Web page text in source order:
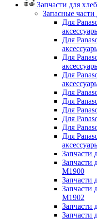
Запчасти для
Запасные
Для
Для
Для
Для
Для
Для
Для
Для
Для
Для
Запчасти
Запчасти
M1900
Запчасти
Запчасти
M1902
Запчасти
Запчасти